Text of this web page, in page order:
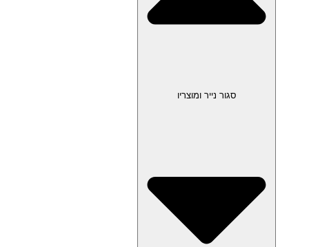
סגור נייר ומוצריו